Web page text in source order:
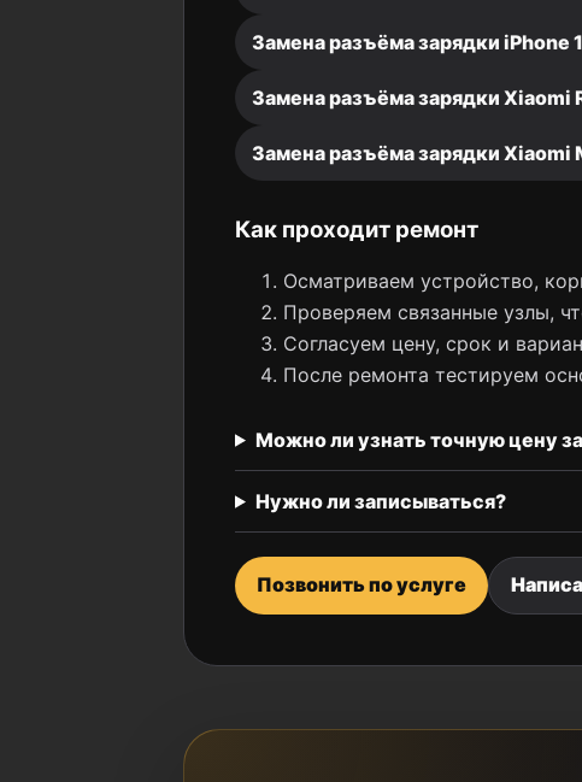
Замена разъёма зарядки iPhone
Замена разъёма зарядки Xiaomi
Замена разъёма зарядки Xiaomi
Как проходит ремонт
Осматриваем устройство,
Проверяем связанные узлы,
Согласуем цену, срок и
После ремонта тестируем
Можно ли узнать точную цену
Нужно ли записываться?
Позвонить по услуге